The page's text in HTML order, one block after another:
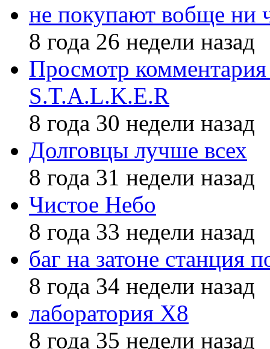
не покупают вобще ни
8 года 26 недели назад
Просмотр
S.T.A.L.K.E.R
8 года 30 недели назад
Долговцы лучше всех
8 года 31 недели назад
Чистое Небо
8 года 33 недели назад
баг на затоне станция
8 года 34 недели назад
лаборатория X8
8 года 35 недели назад